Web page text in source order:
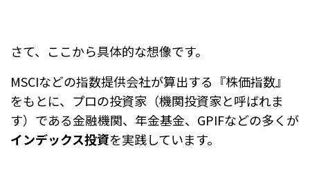
さて、ここから具体的な想像です。
MSCIなどの指数提供会社が算出する『株価指数』
をもとに、プロの投資家（機関投資家と呼ばれま
す）である金融機関、年金基金、GPIFなどの多くが
インデックス投資を実践しています。